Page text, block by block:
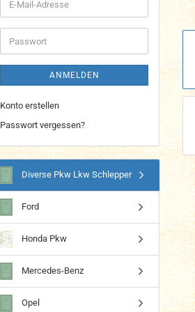
E-
Mail-
Adresse
Passwort
ANMELDEN
Konto erstellen
Passwort vergessen?
Diverse Pkw Lkw Schlepper
Ford
Honda Pkw
Mercedes-Benz
Opel